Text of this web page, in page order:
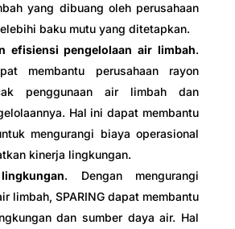
yang dibuang oleh perusahaan
baku mutu yang ditetapkan.
efisiensi pengelolaan air limbah.
membantu perusahaan rayon
penggunaan air limbah dan
Hal ini dapat membantu
mengurangi biaya operasional
kinerja lingkungan.
. Dengan mengurangi
limbah, SPARING dapat membantu
dan sumber daya air. Hal